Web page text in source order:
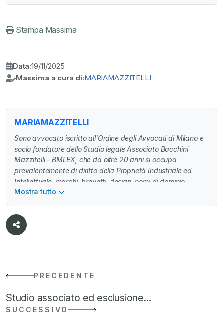
Stampa Massima
Data:19/11/2025
Massima a cura di:MARIAMAZZITELLI
MARIAMAZZITELLI
Sono avvocato iscritto all'Ordine degli Avvocati di Milano e
socio fondatore dello Studio legale Associato Bacchini
Mazzitelli - BMLEX, che da oltre 20 anni si occupa
prevalentemente di diritto della Proprietà Industriale ed
Intellettuale, marchi, brevetti, design, nomi di dominio,
copyright, know-how, indicazioni geografiche,
tradizionali garantite, procedura di monitoraggio e
sorveglianza doganale, riassegnazione nomi a dominio,
compliance IP, contrattualistica nazionale e internazionale,
comunicazioni commerciali, diritto delle biotecnologie e
Mostra tutto
PRECEDENTE
Studio associato ed esclusione…
SUCCESSIVO